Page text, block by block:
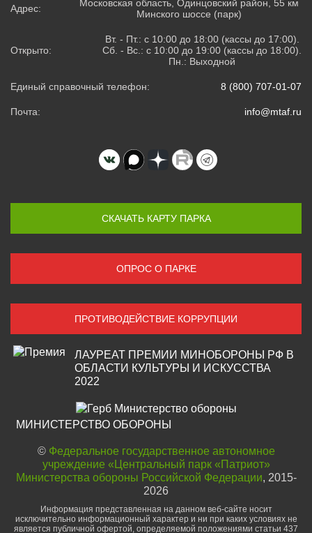
Адрес:
Московская область, Одинцовский район, 55 км
Минского шоссе (парк)
Открыто:
Вт. - Пт.: с 10:00 до 18:00 (кассы до 17:00).
Сб. - Вс.: с 10:00 до 19:00 (кассы до 18:00).
Пн.: Выходной
Единый справочный телефон: 8 (800) 707-01-07
Почта: info@mtaf.ru
СКАЧАТЬ КАРТУ ПАРКА
ОПРОС О ПАРКЕ
ПРОТИВОДЕЙСТВИЕ КОРРУПЦИИ
ЛАУРЕАТ ПРЕМИИ МИНОБОРОНЫ РФ В
ОБЛАСТИ КУЛЬТУРЫ И ИСКУССТВА
2022
МИНИСТЕРСТВО ОБОРОНЫ
© Федеральное государственное автономное
учреждение «Центральный парк «Патриот»
Министерства обороны Российской Федерации, 2015-
2026
Информация представленная на данном веб-сайте носит
исключительно информационный характер и ни при каких условиях не
является публичной офертой, определяемой положениями статьи 437